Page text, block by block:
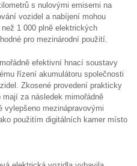
s nulovými emisemi na
vozidel a nabíjení mohou
1 000 plně elektrických
pro mezinárodní použití.
efektivní hnací soustavy
řízení akumulátoru společnosti
Zkosené provedení prakticky
za následek mimořádně
vylepšeno mezinápravovými
použitím digitálních kamer místo